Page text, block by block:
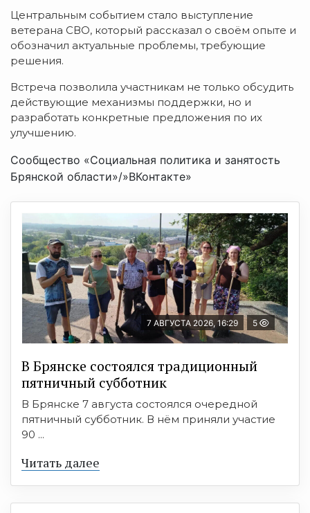
Центральным событием стало выступление
ветерана СВО, который рассказал о своём опыте и
обозначил актуальные проблемы, требующие
решения.
Встреча позволила участникам не только обсудить
действующие механизмы поддержки, но и
разработать конкретные предложения по их
улучшению.
Сообщество «Социальная политика и занятость
Брянской области»/»ВКонтакте»
7 АВГУСТА 2026, 16:29 5
В Брянске состоялся традиционный
пятничный субботник
В Брянске 7 августа состоялся очередной
пятничный субботник. В нём приняли участие
90 ...
Читать далее